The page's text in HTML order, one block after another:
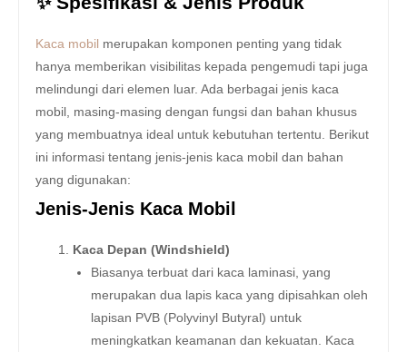
Kaca mobil merupakan komponen penting yang tidak
hanya memberikan visibilitas kepada pengemudi tapi juga
melindungi dari elemen luar. Ada berbagai jenis kaca
mobil, masing-masing dengan fungsi dan bahan khusus
yang membuatnya ideal untuk kebutuhan tertentu. Berikut
ini informasi tentang jenis-jenis kaca mobil dan bahan
yang digunakan:
Jenis-Jenis Kaca Mobil
Kaca Depan (Windshield)
Biasanya terbuat dari kaca laminasi, yang
merupakan dua lapis kaca yang dipisahkan oleh
lapisan PVB (Polyvinyl Butyral) untuk
meningkatkan keamanan dan kekuatan. Kaca